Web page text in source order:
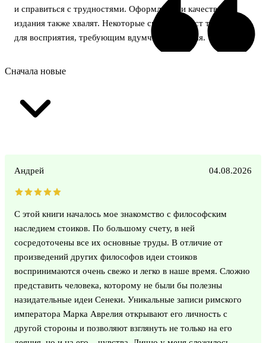
и справиться с трудностями. Оформление и качество
издания также хвалят. Некоторые считают текст тяжёлым
для восприятия, требующим вдумчивого чтения.
Сначала новые
Андрей 04.08.2026
С этой книги началось мое знакомство с философским
наследием стоиков. По большому счету, в ней
сосредоточены все их основные труды. В отличие от
произведений других философов идеи стоиков
воспринимаются очень свежо и легко в наше время. Сложно
представить человека, которому не были бы полезны
назидательные идеи Сенеки. Уникальные записи римского
императора Марка Аврелия открывают его личность с
другой стороны и позволяют взглянуть не только на его